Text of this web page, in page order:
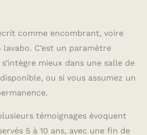
comme encombrant, voire
C’est un paramètre
mieux dans une salle de
ou si vous assumez un
témoignages évoquent
5 à 10 ans, avec une fin de